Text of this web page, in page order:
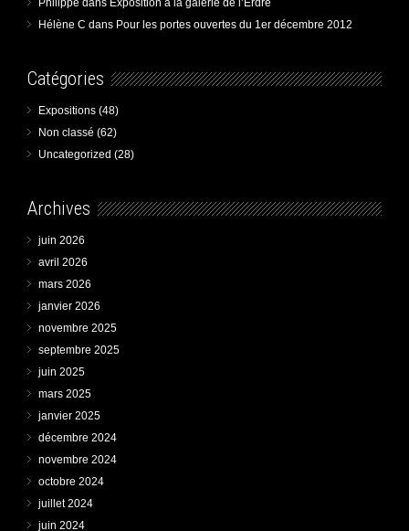
Philippe dans Exposition à la galerie de l’Erdre
Hélène C dans Pour les portes ouvertes du 1er décembre 2012
Catégories
Expositions (48)
Non classé (62)
Uncategorized (28)
Archives
juin 2026
avril 2026
mars 2026
janvier 2026
novembre 2025
septembre 2025
juin 2025
mars 2025
janvier 2025
décembre 2024
novembre 2024
octobre 2024
juillet 2024
juin 2024